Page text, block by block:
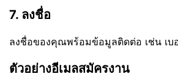
7. ลงชื่อ
ลงชื่อของคุณพร้อมข้อมูลติดต่อ เช่น เบ
ตัวอย่างอีเมลสมัครงาน